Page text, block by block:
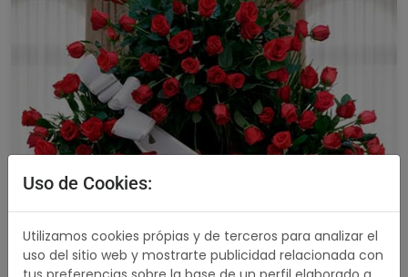
Uso de Cookies:
Utilizamos cookies própias y de terceros para analizar el
uso del sitio web y mostrarte publicidad relacionada con